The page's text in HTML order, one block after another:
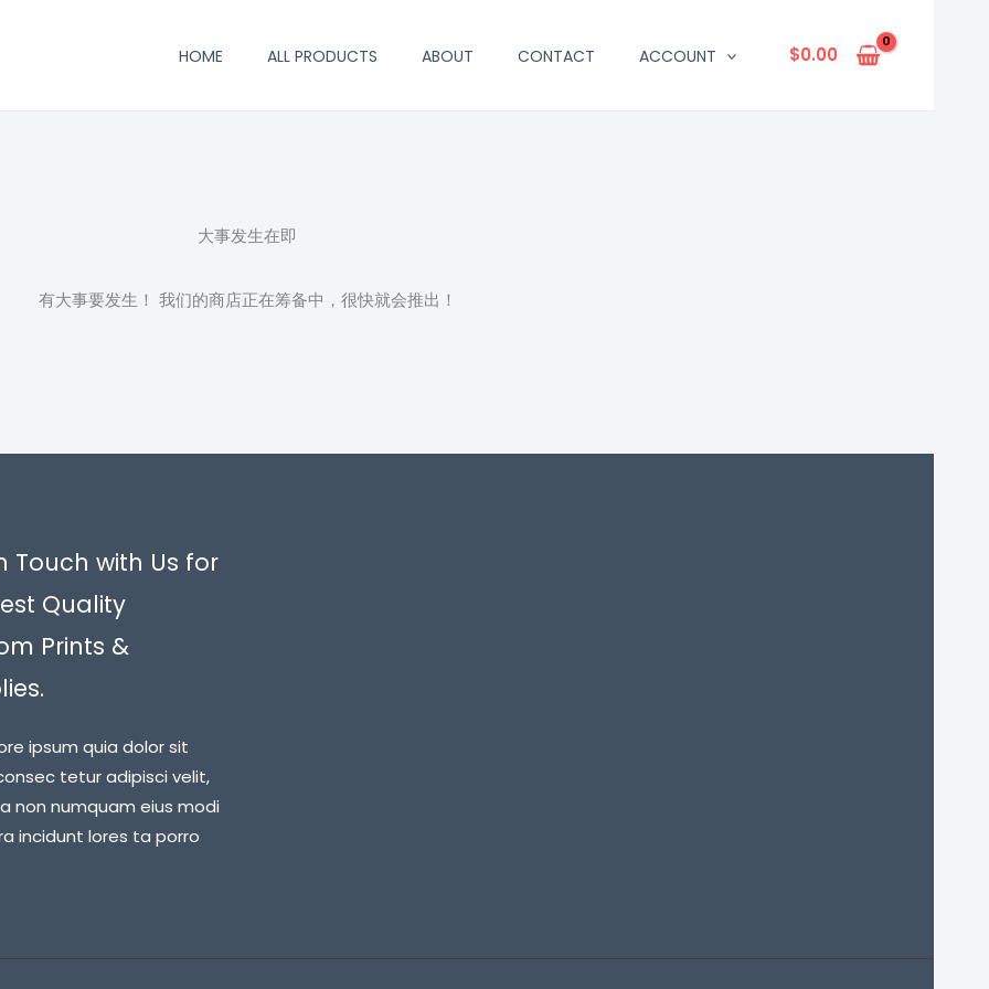
HOME ALL PRODUCTS ABOUT CONTACT ACCOUNT $0.00
大事发生在即
有大事要发生！ 我们的商店正在筹备中，很快就会推出！
Touch with Us for
Quality
Prints &
ipsum quia dolor sit
tetur adipisci velit,
non numquam eius modi
incidunt lores ta porro